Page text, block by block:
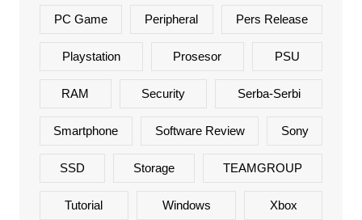
PC Game Peripheral Pers Release
Playstation Prosesor PSU
RAM Security Serba-Serbi
Smartphone Software Review Sony
SSD Storage TEAMGROUP
Tutorial Windows Xbox